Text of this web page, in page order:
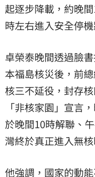
起逐步降載，約晚
時左右進入安全停機
卓榮泰晚間透過臉
本福島核災後，前
核三不延役，封存
「非核家園」宣言
於晚間10時解聯、
灣終於真正進入無核
他強調，國家的動